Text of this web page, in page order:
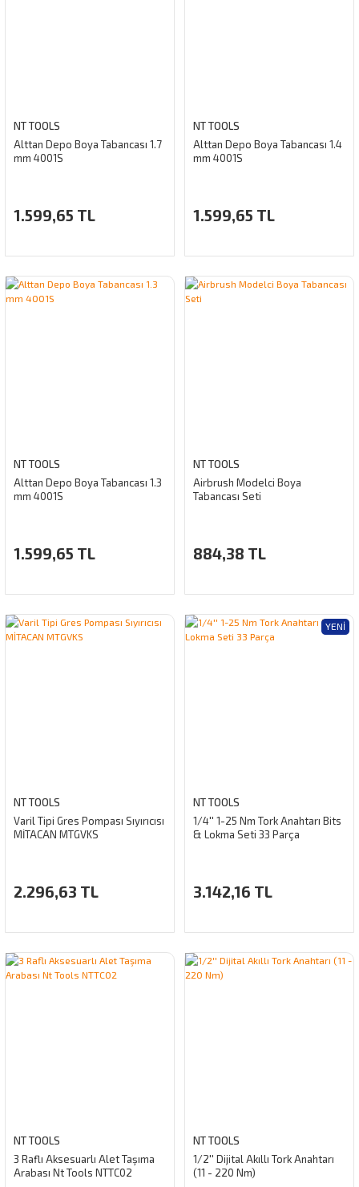
NT TOOLS
Alttan Depo Boya Tabancası 1.7
mm 4001S
1.599,65 TL
NT TOOLS
Alttan Depo Boya Tabancası 1.4
mm 4001S
1.599,65 TL
NT TOOLS
Alttan Depo Boya Tabancası 1.3
mm 4001S
1.599,65 TL
NT TOOLS
Airbrush Modelci Boya
Tabancası Seti
884,38 TL
NT TOOLS
Varil Tipi Gres Pompası Sıyırıcısı
MİTACAN MTGVKS
2.296,63 TL
YENI
NT TOOLS
1/4'' 1-25 Nm Tork Anahtarı Bits
& Lokma Seti 33 Parça
3.142,16 TL
NT TOOLS
3 Raflı Aksesuarlı Alet Taşıma
Arabası Nt Tools NTTC02
NT TOOLS
1/2'' Dijital Akıllı Tork Anahtarı
(11 - 220 Nm)